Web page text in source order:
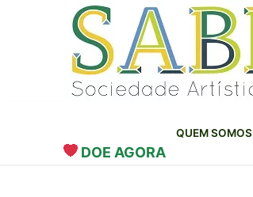
DOE AGORA
QUEM SOMOS